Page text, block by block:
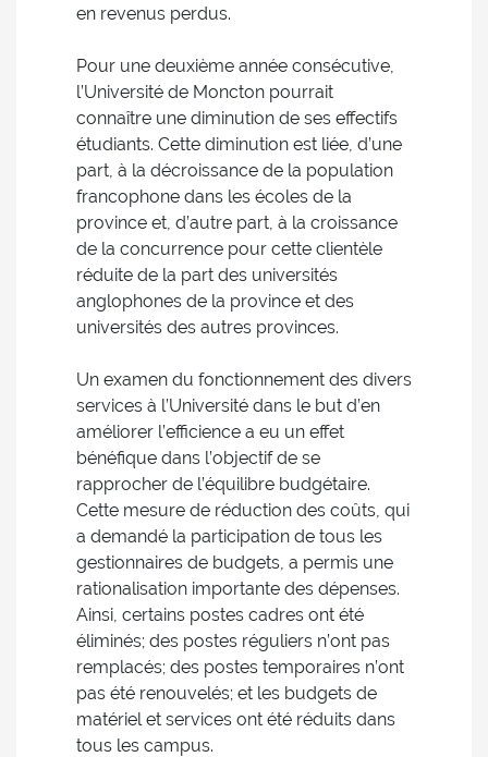
en revenus perdus.
Pour une deuxième année consécutive,
l’Université de Moncton pourrait
connaître une diminution de ses effectifs
étudiants. Cette diminution est liée, d’une
part, à la décroissance de la population
francophone dans les écoles de la
province et, d’autre part, à la croissance
de la concurrence pour cette clientèle
réduite de la part des universités
anglophones de la province et des
universités des autres provinces.
Un examen du fonctionnement des divers
services à l’Université dans le but d’en
améliorer l’efficience a eu un effet
bénéfique dans l’objectif de se
rapprocher de l’équilibre budgétaire.
Cette mesure de réduction des coûts, qui
a demandé la participation de tous les
gestionnaires de budgets, a permis une
rationalisation importante des dépenses.
Ainsi, certains postes cadres ont été
éliminés; des postes réguliers n’ont pas
remplacés; des postes temporaires n’ont
pas été renouvelés; et les budgets de
matériel et services ont été réduits dans
tous les campus.